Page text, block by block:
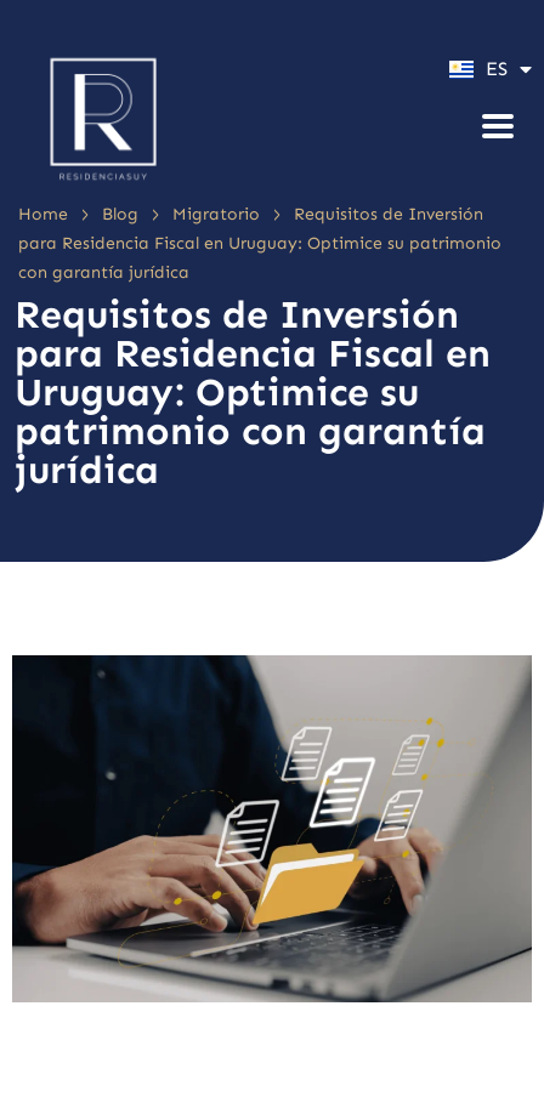
ES
EN
Home > Blog > Migratorio >
Requisitos de Inversión
para Residencia Fiscal en Uruguay: Optimice su patrimonio
con garantía jurídica
Requisitos de Inversión
para Residencia Fiscal en
Uruguay: Optimice su
patrimonio con garantía
jurídica